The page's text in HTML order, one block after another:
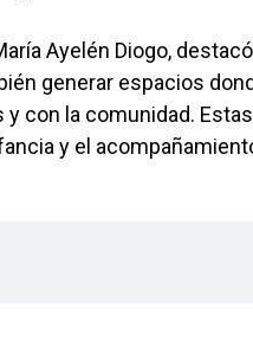
Ayelén Diogo,
generar espacios
con la comunidad.
y el